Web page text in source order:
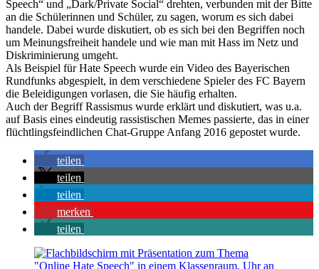
Speech“ und „Dark/Private Social“ drehten, verbunden mit der Bitte
an die Schülerinnen und Schüler, zu sagen, worum es sich dabei
handele. Dabei wurde diskutiert, ob es sich bei den Begriffen noch
um Meinungsfreiheit handele und wie man mit Hass im Netz und
Diskriminierung umgeht.
Als Beispiel für Hate Speech wurde ein Video des Bayerischen
Rundfunks abgespielt, in dem verschiedene Spieler des FC Bayern
die Beleidigungen vorlasen, die Sie häufig erhalten.
Auch der Begriff Rassismus wurde erklärt und diskutiert, was u.a.
auf Basis eines eindeutig rassistischen Memes passierte, das in einer
flüchtlingsfeindlichen Chat-Gruppe Anfang 2016 gepostet wurde.
teilen
teilen
teilen
merken
teilen